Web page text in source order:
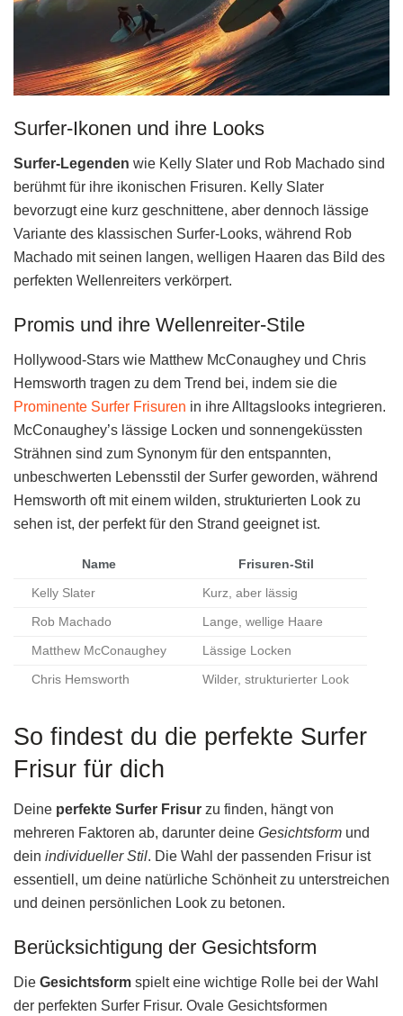
Surfer-Ikonen und ihre Looks
Surfer-Legenden wie Kelly Slater und Rob Machado sind
berühmt für ihre ikonischen Frisuren. Kelly Slater
bevorzugt eine kurz geschnittene, aber dennoch lässige
Variante des klassischen Surfer-Looks, während Rob
Machado mit seinen langen, welligen Haaren das Bild des
perfekten Wellenreiters verkörpert.
Promis und ihre Wellenreiter-Stile
Hollywood-Stars wie Matthew McConaughey und Chris
Hemsworth tragen zu dem Trend bei, indem sie die
Prominente Surfer Frisuren in ihre Alltagslooks integrieren.
McConaughey’s lässige Locken und sonnengeküssten
Strähnen sind zum Synonym für den entspannten,
unbeschwerten Lebensstil der Surfer geworden, während
Hemsworth oft mit einem wilden, strukturierten Look zu
sehen ist, der perfekt für den Strand geeignet ist.
Name Frisuren-Stil
Kelly Slater Kurz, aber lässig
Rob Machado Lange, wellige Haare
Matthew McConaughey Lässige Locken
Chris Hemsworth Wilder, strukturierter Look
So findest du die perfekte Surfer
Frisur für dich
Deine perfekte Surfer Frisur zu finden, hängt von
mehreren Faktoren ab, darunter deine Gesichtsform und
dein individueller Stil. Die Wahl der passenden Frisur ist
essentiell, um deine natürliche Schönheit zu unterstreichen
und deinen persönlichen Look zu betonen.
Berücksichtigung der Gesichtsform
Die Gesichtsform spielt eine wichtige Rolle bei der Wahl
der perfekten Surfer Frisur. Ovale Gesichtsformen